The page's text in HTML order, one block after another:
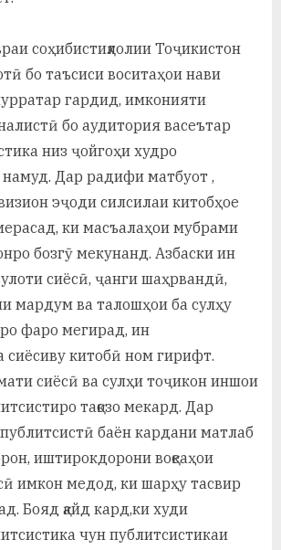
соҳибистиқлолии Тоҷикистон
бо таъсиси воситаҳои нави
гардид, имконияти
бо аудитория васеътар
низ ҷойгоҳи худро
Дар радифи матбуот ,
эҷоди силсилаи китобҳое
ки масъалаҳои мубрами
бозгӯ мекунанд. Азбаски ин
сиёсӣ, ҷанги шаҳрвандӣ,
мардум ва талошҳои ба сулҳу
фаро мегирад, ин
сиёсиву китобӣ ном гирифт.
сиёсӣ ва сулҳи тоҷикон иншои
тақозо мекард. Дар
баён кардани матлаб
иштирокдорони воқеаҳои
имкон медод, ки шарҳу тасвир
Бояд қайд кард,ки худи
чун публитсистикаи